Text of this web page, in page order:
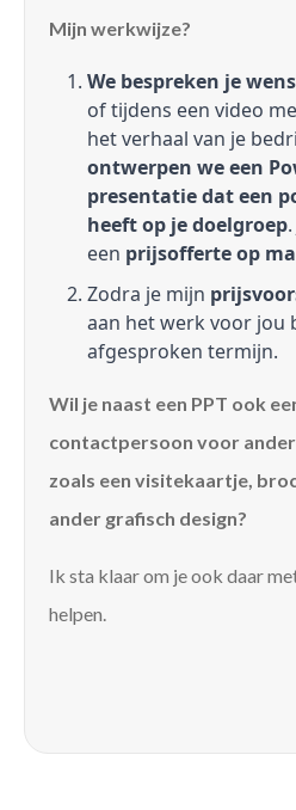
Mijn werkwijze?
We bespreken je
of tijdens een video
het verhaal van je
ontwerpen we een
presentatie dat een
heeft op je doelgroep
een prijsofferte op
Zodra je mijn
aan het werk voor jou
afgesproken termijn.
Wil je naast een PPT ook
contactpersoon voor
zoals een visitekaartje,
ander grafisch design?
Ik sta klaar om je ook daar
helpen.